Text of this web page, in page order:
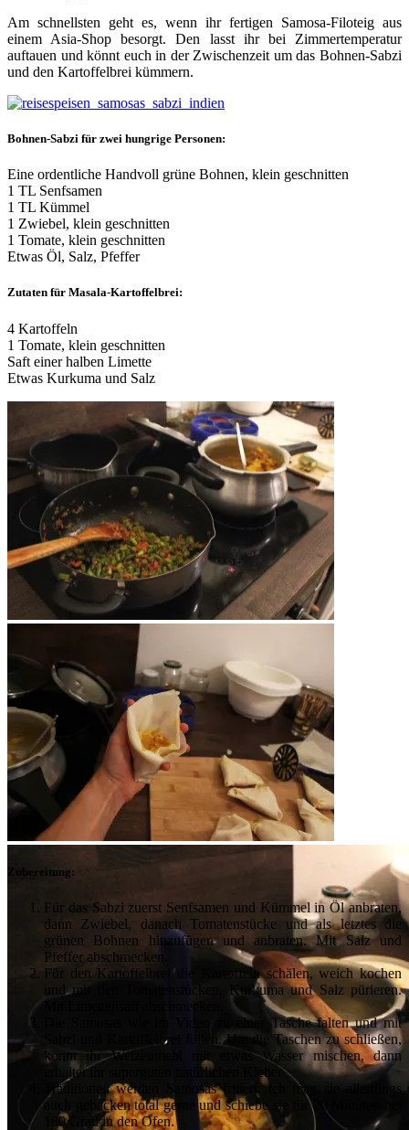
Am schnellsten geht es, wenn ihr fertigen Samosa-Filoteig aus
einem Asia-Shop besorgt. Den lasst ihr bei Zimmertemperatur
auftauen und könnt euch in der Zwischenzeit um das Bohnen-Sabzi
und den Kartoffelbrei kümmern.
Bohnen-Sabzi für zwei hungrige Personen:
Eine ordentliche Handvoll grüne Bohnen, klein geschnitten
1 TL Senfsamen
1 TL Kümmel
1 Zwiebel, klein geschnitten
1 Tomate, klein geschnitten
Etwas Öl, Salz, Pfeffer
Zutaten für Masala-Kartoffelbrei:
4 Kartoffeln
1 Tomate, klein geschnitten
Saft einer halben Limette
Etwas Kurkuma und Salz
Zubereitung:
Für das Sabzi zuerst Senfsamen und Kümmel in Öl anbraten,
dann Zwiebel, danach Tomatenstücke und als letztes die
grünen Bohnen hinzufügen und anbraten. Mit Salz und
Pfeffer abschmecken.
Für den Kartoffelbrei die Kartoffeln schälen, weich kochen
und mit den Tomatenstücken, Kurkuma und Salz pürieren.
Mit Limettensaft abschmecken.
Die Samosas wie im Video zu einer Tasche falten und mit
Sabzi und Kartoffelbrei füllen. Um die Taschen zu schließen,
könnt ihr Weizenmehl mit etwas Wasser mischen, dann
erhaltet ihr superguten natürlichen Kleber.
Traditionell werden Samosas fritiert, ich mag sie allerdings
auch gebacken total gerne und schiebe sie für 20 Minuten bei
180 Grad in den Ofen.